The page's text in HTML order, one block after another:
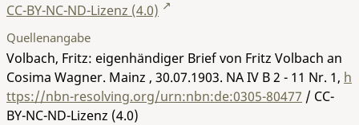
CC-BY-NC-ND-Lizenz (4.0)
Quellenangabe
Volbach, Fritz: eigenhändiger Brief von Fritz Volbach an
Cosima Wagner. Mainz , 30.07.1903. NA IV B 2 - 11 Nr. 1, h
ttps://nbn-resolving.org/urn:nbn:de:0305-80477 / CC-
BY-NC-ND-Lizenz (4.0)